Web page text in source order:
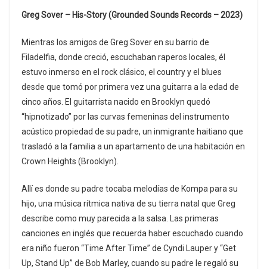
Greg Sover – His-Story (Grounded Sounds Records – 2023)
Mientras los amigos de Greg Sover en su barrio de
Filadelfia, donde creció, escuchaban raperos locales, él
estuvo inmerso en el rock clásico, el country y el blues
desde que tomó por primera vez una guitarra a la edad de
cinco años. El guitarrista nacido en Brooklyn quedó
“hipnotizado” por las curvas femeninas del instrumento
acústico propiedad de su padre, un inmigrante haitiano que
trasladó a la familia a un apartamento de una habitación en
Crown Heights (Brooklyn).
Allí es donde su padre tocaba melodías de Kompa para su
hijo, una música rítmica nativa de su tierra natal que Greg
describe como muy parecida a la salsa. Las primeras
canciones en inglés que recuerda haber escuchado cuando
era niño fueron “Time After Time” de Cyndi Lauper y “Get
Up, Stand Up” de Bob Marley, cuando su padre le regaló su